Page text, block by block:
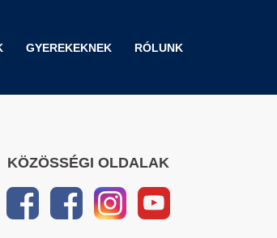
GYEREKEKNEK RÓLUNK
KÖZÖSSÉGI OLDALAK